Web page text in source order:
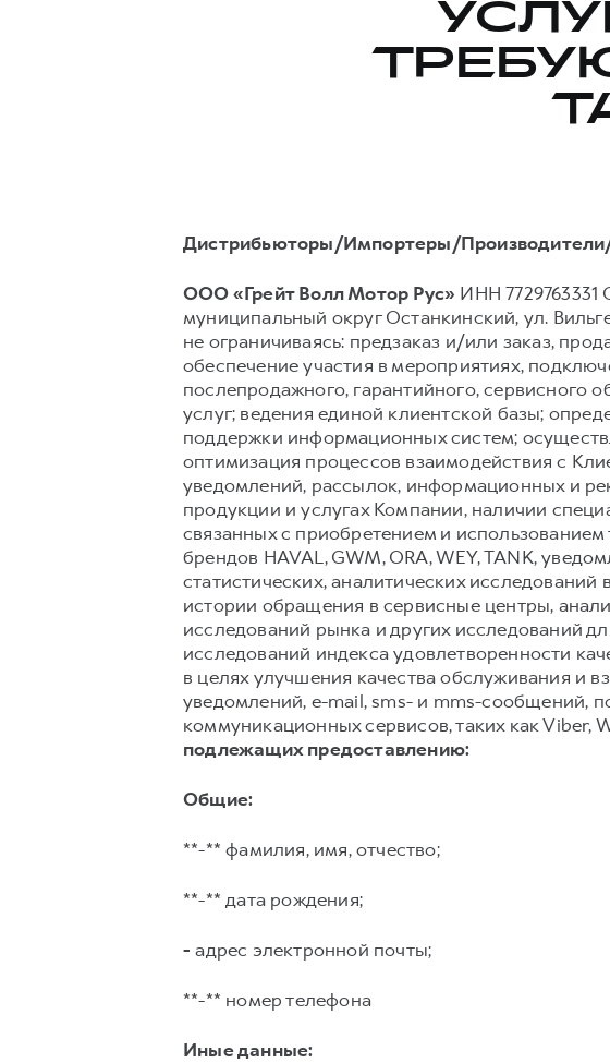
Дистрибьюторы/Импортеры/
ООО «Грейт Волл Мотор Рус» ИНН 7729763331
муниципальный округ Останкинский, ул.
не ограничиваясь: предзаказ и/или заказ,
обеспечение участия в мероприятиях,
послепродажного, гарантийного, сервисного
услуг; ведения единой клиентской базы;
поддержки информационных систем;
оптимизация процессов взаимодействия с
уведомлений, рассылок, информационных и
продукции и услугах Компании, наличии
связанных с приобретением и
брендов HAVAL, GWM, ORA, WEY, TANK,
статистических, аналитических
истории обращения в сервисные центры,
исследований рынка и других исследований
исследований индекса удовлетворенности
в целях улучшения качества обслуживания и
уведомлений, e-mail, sms- и mms-сообщений,
коммуникационных сервисов, таких как Viber,
подлежащих предоставлению:
Общие:
**-** фамилия, имя, отчество;
**-** дата рождения;
- адрес электронной почты;
**-** номер телефона
Иные данные: